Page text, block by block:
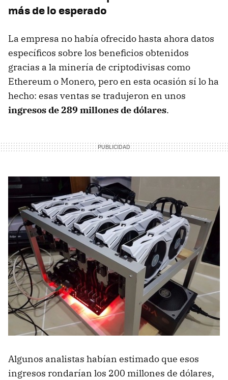
más de lo esperado
La empresa no había ofrecido hasta ahora datos
específicos sobre los beneficios obtenidos
gracias a la minería de criptodivisas como
Ethereum o Monero, pero en esta ocasión sí lo ha
hecho: esas ventas se tradujeron en unos
ingresos de 289 millones de dólares.
Algunos analistas habían estimado que esos
ingresos rondarían los 200 millones de dólares,